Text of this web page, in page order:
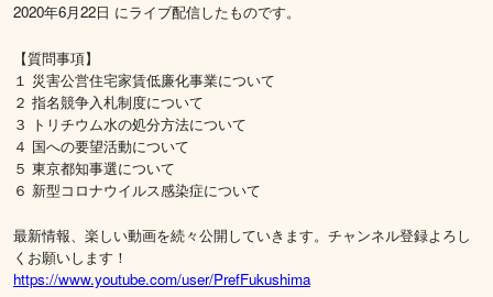
2020年6月22日 にライブ配信したものです。
【質問事項】
１ 災害公営住宅家賃低廉化事業について
２ 指名競争入札制度について
３ トリチウム水の処分方法について
４ 国への要望活動について
５ 東京都知事選について
６ 新型コロナウイルス感染症について
最新情報、楽しい動画を続々公開していきます。チャンネル登録よろし
くお願いします！
https://www.youtube.com/user/PrefFukushima